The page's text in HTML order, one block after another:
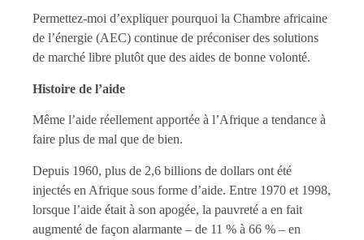
Permettez-moi d’expliquer pourquoi la Chambre africaine
de l’énergie (AEC) continue de préconiser des solutions
de marché libre plutôt que des aides de bonne volonté.
Histoire de l’aide
Même l’aide réellement apportée à l’Afrique a tendance à
faire plus de mal que de bien.
Depuis 1960, plus de 2,6 billions de dollars ont été
injectés en Afrique sous forme d’aide. Entre 1970 et 1998,
lorsque l’aide était à son apogée, la pauvreté a en fait
augmenté de façon alarmante – de 11 % à 66 % – en